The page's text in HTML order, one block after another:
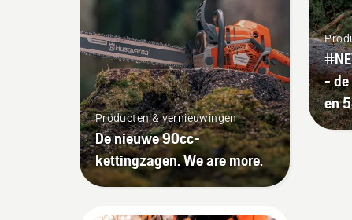
Producten & vernieuwingen
De nieuwe 90cc-
kettingzagen. We are more.
-
en